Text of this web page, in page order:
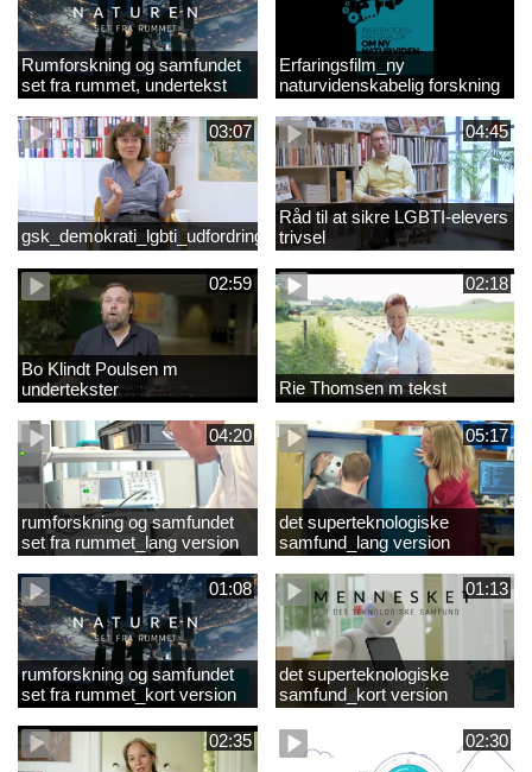
Rumforskning og samfundet
set fra rummet, undertekst
Erfaringsfilm_ny
naturvidenskabelig forskning
03:07
gsk_demokrati_lgbti_udfordringer
04:45
Råd til at sikre LGBTI-elevers
trivsel
02:59
Bo Klindt Poulsen m
undertekster
02:18
Rie Thomsen m tekst
04:20
rumforskning og samfundet
set fra rummet_lang version
05:17
det superteknologiske
samfund_lang version
01:08
rumforskning og samfundet
set fra rummet_kort version
01:13
det superteknologiske
samfund_kort version
02:35 02:30